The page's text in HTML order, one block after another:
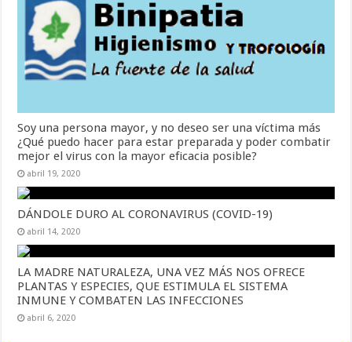
Soy una persona mayor, y no deseo ser una víctima más
¿Qué puedo hacer para estar preparada y poder combatir
mejor el virus con la mayor eficacia posible?
abril 19, 2020
DÁNDOLE DURO AL CORONAVIRUS (COVID-19)
abril 14, 2020
LA MADRE NATURALEZA, UNA VEZ MÁS NOS OFRECE
PLANTAS Y ESPECIES, QUE ESTIMULA EL SISTEMA
INMUNE Y COMBATEN LAS INFECCIONES
abril 6, 2020